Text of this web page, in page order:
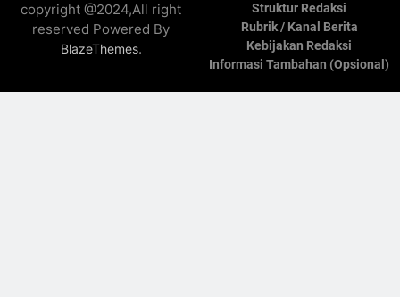
copyright @2024,All right
reserved Powered By
BlazeThemes.
Struktur Redaksi
Rubrik / Kanal Berita
Kebijakan Redaksi
Informasi Tambahan (Opsional)